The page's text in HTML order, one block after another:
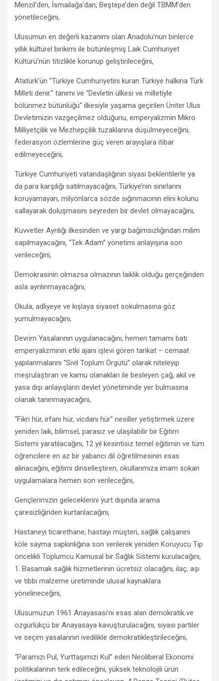
Menzil’den, İsmailağa’dan, Beştepe’den değil TBMM’den
yönetileceğini,
Ulusumun en değerli kazanımı olan Anadolu’nun binlerce
yıllık kültürel birikimi ile bütünleşmiş Laik Cumhuriyet
Kültürü’nün titizlikle korunup geliştirileceğini,
Atatürk’ün “Türkiye Cumhuriyetini kuran Türkiye halkına Türk
Milleti denir.” tanımı ve “Devletin ülkesi ve milletiyle
bölünmez bütünlüğü” ilkesiyle yaşama geçirilen Üniter Ulus
Devletimizin vazgeçilmez olduğunu, emperyalizmin Mikro
Milliyetçilik ve Mezhepçilik tuzaklarına düşülmeyeceğini,
federasyon özlemlerine güç veren arayışlara itibar
edilmeyeceğini,
Türkiye Cumhuriyeti vatandaşlığının siyasi beklentilerle ya
da para karşılığı satılmayacağını, Türkiye’nin sınırlarını
koruyamayan, milyonlarca sözde sığınmacının elini kolunu
sallayarak doluşmasını seyreden bir devlet olmayacağını,
Kuvvetler Ayrılığı ilkesinden ve yargı bağımsızlığından milim
sapılmayacağını, “Tek Adam” yönetimi anlayışına son
verileceğini,
Demokrasinin olmazsa olmazının laiklik olduğu gerçeğinden
asla ayrılınmayacağını,
Okula, adliyeye ve kışlaya siyaset sokulmasına göz
yumulmayacağını,
Devrim Yasalarının uygulanacağını, hemen tamamı batı
emperyalizminin etki ajanı işlevi gören tarikat – cemaat
yapılanmalarını “Sivil Toplum Örgütü” olarak niteleyip
meşrulaştıran ve kamu olanakları ile besleyen çağ, akıl ve
yasa dışı anlayışların devlet yönetiminde yer bulmasına
olanak tanınmayacağını,
“Fikri hür, irfanı hür, vicdanı hür” nesiller yetiştirmek üzere
yeniden laik, bilimsel, parasız ve ulaşılabilir bir Eğitim
Sistemi yaratılacağını, 12 yıl kesintisiz temel eğitimin ve tüm
öğrencilere en az bir yabancı dil öğretilmesinin esas
alınacağını, eğitimi dinselleştiren, okullarımıza imam sokan
uygulamalara hemen son verileceğini,
Gençlerimizin geleceklerini yurt dışında arama
çaresizliğinden kurtarılacağını,
Hastaneyi ticarethane, hastayı müşteri, sağlık çalışanını
köle sayma sapkınlığına son verilerek yeniden Koruyucu Tıp
öncelikli Toplumcu Kamusal bir Sağlık Sistemi kurulacağını,
1. Basamak sağlık hizmetlerinin ücretsiz olacağını, ilaç, aşı
ve tıbbi malzeme üretiminde ulusal kaynaklara
yönelineceğini,
Ulusumuzun 1961 Anayasası’nı esas alan demokratik ve
özgürlükçü bir Anayasaya kavuşturulacağını, siyasi partiler
ve seçim yasalarının ivedilikle demokratikleştirileceğini,
“Paramızı Pul, Yurttaşımızı Kul” eden Neoliberal Ekonomi
politikalarının terk edileceğini, yüksek teknolojili ürün